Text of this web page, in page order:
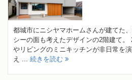
都城市にニシヤマホームさんが建てた
シーの面も考えたデザインの2階建て
やリビングのミニキッチンが非日常を
え ... 続きを読む